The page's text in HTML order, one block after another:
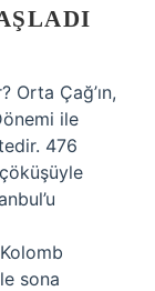
Çağ’ın,
ile
476
sona